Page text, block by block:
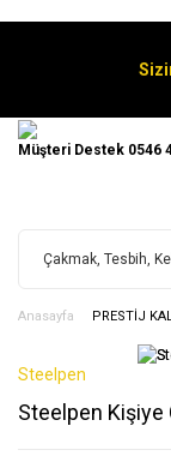
Müşteri Destek 0546
Anasayfa PRESTİJ
Steelpen
Steelpen Kişiye